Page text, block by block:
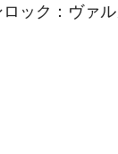
ック：ヴァル